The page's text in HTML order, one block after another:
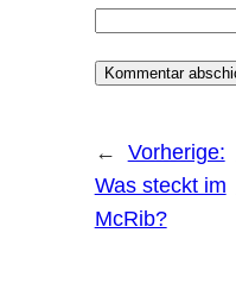
←
Vorherige:
Was steckt im
McRib?